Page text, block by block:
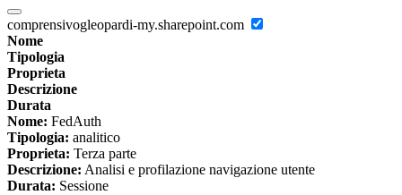
comprensivogleopardi-my.sharepoint.com
Nome
Tipologia
Proprieta
Descrizione
Durata
Nome: FedAuth
Tipologia: analitico
Proprieta: Terza parte
Descrizione: Analisi e profilazione navigazione utente
Durata: Sessione